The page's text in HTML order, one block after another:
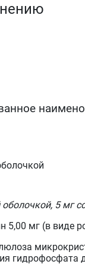
С-
5 мг
5,00 мг (в виде
гидрофосфата